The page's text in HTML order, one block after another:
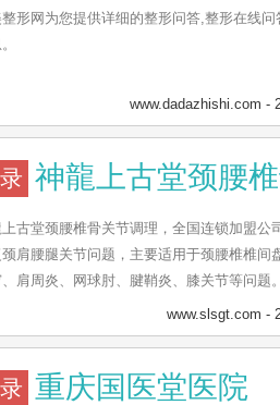
和医院地址共有两个，分为东院和西院。
地址：北京市西城区大木仓胡同41号
整形网为您提供详细的整形问答,整形在线
www.dadazhishi.com -
神龍上古堂颈腰
古堂颈腰椎骨关节调理，全国连锁加盟公
肩腰腿关节问题，主要适用于颈腰椎椎间
肩周炎、网球肘、腱鞘炎、膝关节等问题
www.slsgt.com -
重庆国医堂医院